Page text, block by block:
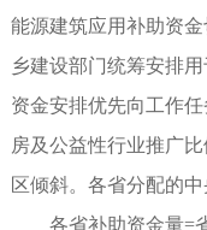
能源建筑应用补助资
乡建设部门统筹安排
资金安排优先向工作
房及公益性行业推广
区倾斜。各省分配的
各省补助资金量=省